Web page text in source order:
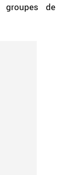
groupes de